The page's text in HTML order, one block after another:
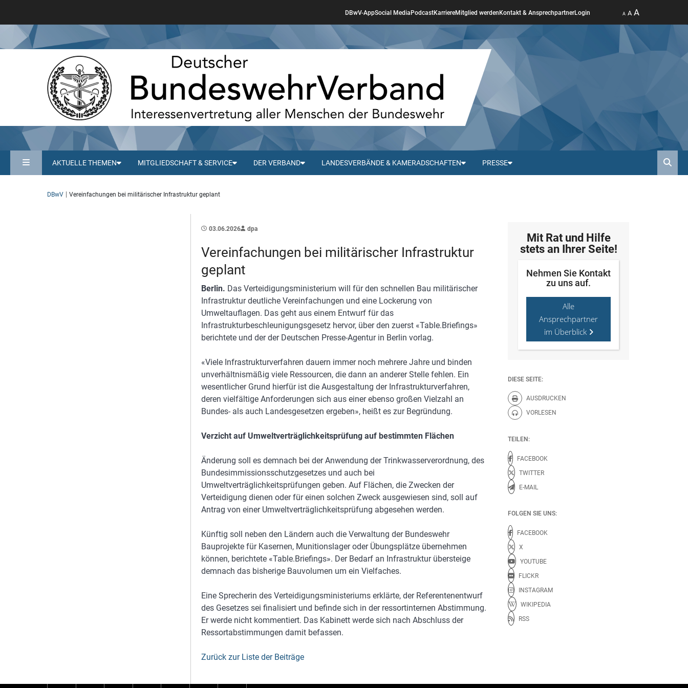
DBwV-AppSocial Media PodcastKarriereMitglied werden Kontakt & AnsprechpartnerLogin A A A
AKTUELLE THEMEN MITGLIEDSCHAFT & SERVICE DER VERBAND LANDESVERBÄNDE & KAMERADSCHAFTEN PRESSE
DBwV Vereinfachungen bei militärischer Infrastruktur geplant
03.06.2026 dpa
Vereinfachungen bei militärischer Infrastruktur
geplant
Berlin. Das Verteidigungsministerium will für den schnellen Bau militärischer
Infrastruktur deutliche Vereinfachungen und eine Lockerung von
Umweltauflagen. Das geht aus einem Entwurf für das
Infrastrukturbeschleunigungsgesetz hervor, über den zuerst «Table.Briefings»
berichtete und der der Deutschen Presse-Agentur in Berlin vorlag.
«Viele Infrastrukturverfahren dauern immer noch mehrere Jahre und binden
unverhältnismäßig viele Ressourcen, die dann an anderer Stelle fehlen. Ein
wesentlicher Grund hierfür ist die Ausgestaltung der Infrastrukturverfahren,
deren vielfältige Anforderungen sich aus einer ebenso großen Vielzahl an
Bundes- als auch Landesgesetzen ergeben», heißt es zur Begründung.
Verzicht auf Umweltverträglichkeitsprüfung auf bestimmten Flächen
Änderung soll es demnach bei der Anwendung der Trinkwasserverordnung, des
Bundesimmissionsschutzgesetzes und auch bei
Umweltverträglichkeitsprüfungen geben. Auf Flächen, die Zwecken der
Verteidigung dienen oder für einen solchen Zweck ausgewiesen sind, soll auf
Antrag von einer Umweltverträglichkeitsprüfung abgesehen werden.
Künftig soll neben den Ländern auch die Verwaltung der Bundeswehr
Bauprojekte für Kasernen, Munitionslager oder Übungsplätze übernehmen
können, berichtete «Table.Briefings». Der Bedarf an Infrastruktur übersteige
demnach das bisherige Bauvolumen um ein Vielfaches.
Eine Sprecherin des Verteidigungsministeriums erklärte, der Referentenentwurf
des Gesetzes sei finalisiert und befinde sich in der ressortinternen Abstimmung.
Er werde nicht kommentiert. Das Kabinett werde sich nach Abschluss der
Ressortabstimmungen damit befassen.
Zurück zur Liste der Beiträge
Mit Rat und Hilfe
stets an Ihrer Seite!
Nehmen Sie Kontakt
zu uns auf.
Alle
Ansprechpartner
im Überblick
DIESE SEITE:
AUSDRUCKEN
Diese Seite drucken.
VORLESEN
Diese Seite vorlesen.
TEILEN:
FACEBOOK
TWITTER
E-MAIL
FOLGEN SIE UNS:
FACEBOOK
X
YOUTUBE
FLICKR
INSTAGRAM
WIKIPEDIA
RSS